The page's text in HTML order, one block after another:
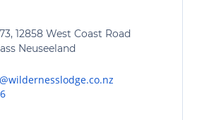
12858 West Coast Road
Neuseeland